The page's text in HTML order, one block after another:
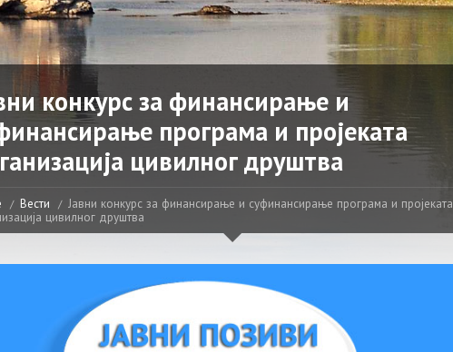
конкурс за финансирање и
програма и пројеката
цивилног друштва
Вести
Јавни конкурс за финансирање и суфинансирање програма и пројеката
цивилног друштва